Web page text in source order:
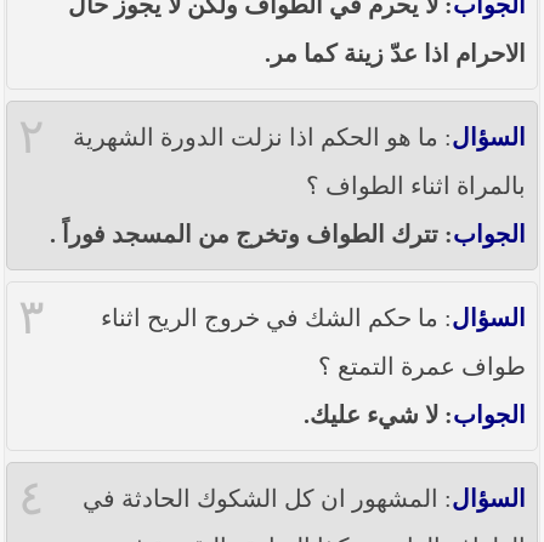
----- تصريح حول الأوضاع الراهنة في العراق
في كربلاء المقدسة فضيلة العلاّمة الشيخ عبد المهدي
الكربلائي في (14/ شعبان /1435هـ) الموافق ( 13/6/2014م
) بعد سيطرة (داعش) على مناطق واسعة في محافظتي
المحافظات
بيان صادر من مكتب سماحة السيد السيستاني -دام ظلّه
الاحرام اذا عدّ زينة كما مر.
٢ السؤال: ما هو الحكم اذا نزلت الدورة الشهرية
بالمراة اثناء الطواف ؟
الجواب: تترك الطواف وتخرج من المسجد فوراً .
٣ السؤال: ما حكم الشك في خروج الريح اثناء
طواف عمرة التمتع ؟
الجواب: لا شيء عليك.
٤ السؤال: المشهور ان كل الشكوك الحادثة في